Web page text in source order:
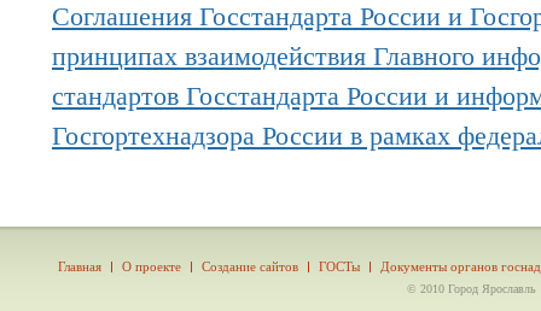
Соглашения Госстандарта России и
принципах взаимодействия Главного
стандартов Госстандарта России и
Госгортехнадзора России в рамках
Главная О проекте Создание сайтов ГОСТы Документы органов
© 2010 Город Ярославль